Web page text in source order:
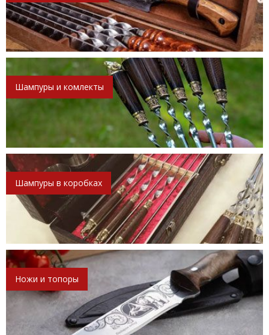
Шампуры и комлекты
Шампуры в коробках
Ножи и топоры